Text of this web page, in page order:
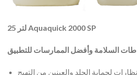
25 لتر Aquaquick 2000 SP